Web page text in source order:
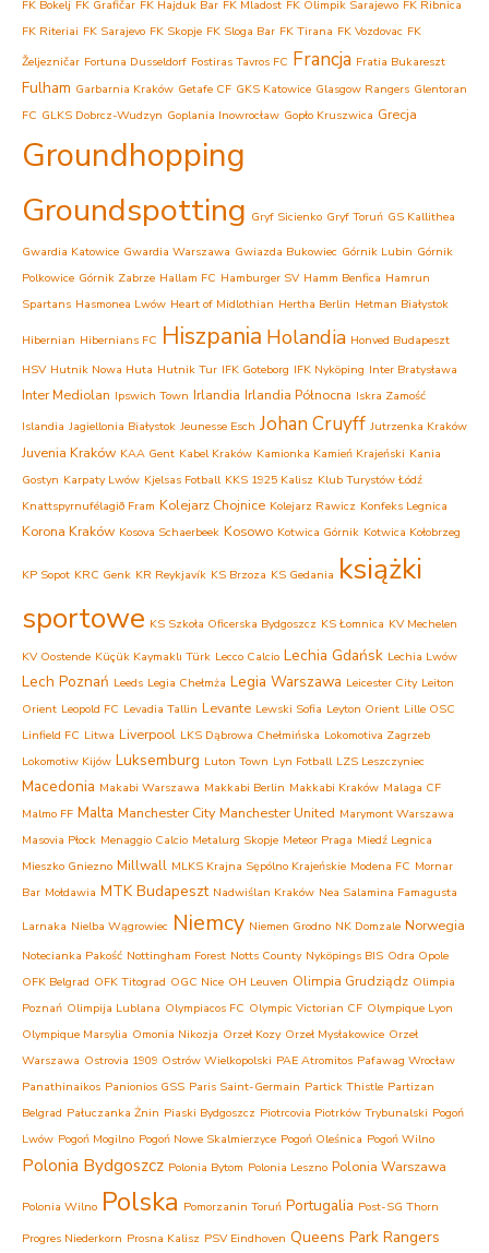
FK Bokelj FK Grafičar FK Hajduk Bar FK Mladost FK Olimpik Sarajewo FK Ribnica
FK Riteriai FK Sarajevo FK Skopje FK Sloga Bar FK Tirana FK Vozdovac FK
Željezničar Fortuna Dusseldorf Fostiras Tavros FC Francja Fratia Bukareszt
Fulham Garbarnia Kraków Getafe CF GKS Katowice Glasgow Rangers Glentoran
FC GLKS Dobrcz-Wudzyn Goplania Inowrocław Gopło Kruszwica Grecja
Groundhopping
Groundspotting Gryf Sicienko Gryf Toruń GS Kallithea
Gwardia Katowice Gwardia Warszawa Gwiazda Bukowiec Górnik Lubin Górnik
Polkowice Górnik Zabrze Hallam FC Hamburger SV Hamm Benfica Hamrun
Spartans Hasmonea Lwów Heart of Midlothian Hertha Berlin Hetman Białystok
Hibernian Hibernians FC Hiszpania Holandia Honved Budapeszt
HSV Hutnik Nowa Huta Hutnik Tur IFK Goteborg IFK Nyköping Inter Bratysława
Inter Mediolan Ipswich Town Irlandia Irlandia Północna Iskra Zamość
Islandia Jagiellonia Białystok Jeunesse Esch Johan Cruyff Jutrzenka Kraków
Juvenia Kraków KAA Gent Kabel Kraków Kamionka Kamień Krajeński Kania
Gostyn Karpaty Lwów Kjelsas Fotball KKS 1925 Kalisz Klub Turystów Łódź
Knattspyrnufélagið Fram Kolejarz Chojnice Kolejarz Rawicz Konfeks Legnica
Korona Kraków Kosova Schaerbeek Kosowo Kotwica Górnik Kotwica Kołobrzeg
KP Sopot KRC Genk KR Reykjavík KS Brzoza KS Gedania książki
sportowe KS Szkoła Oficerska Bydgoszcz KS Łomnica KV Mechelen
KV Oostende Küçük Kaymaklı Türk Lecco Calcio Lechia Gdańsk Lechia Lwów
Lech Poznań Leeds Legia Chełmża Legia Warszawa Leicester City Leiton
Orient Leopold FC Levadia Tallin Levante Lewski Sofia Leyton Orient Lille OSC
Linfield FC Litwa Liverpool LKS Dąbrowa Chełmińska Lokomotiva Zagrzeb
Lokomotiw Kijów Luksemburg Luton Town Lyn Fotball LZS Leszczyniec
Macedonia Makabi Warszawa Makkabi Berlin Makkabi Kraków Malaga CF
Malmo FF Malta Manchester City Manchester United Marymont Warszawa
Masovia Płock Menaggio Calcio Metalurg Skopje Meteor Praga Miedź Legnica
Mieszko Gniezno Millwall MLKS Krajna Sępólno Krajeńskie Modena FC Mornar
Bar Mołdawia MTK Budapeszt Nadwiślan Kraków Nea Salamina Famagusta
Larnaka Nielba Wągrowiec Niemcy Niemen Grodno NK Domzale Norwegia
Notecianka Pakość Nottingham Forest Notts County Nyköpings BIS Odra Opole
OFK Belgrad OFK Titograd OGC Nice OH Leuven Olimpia Grudziądz Olimpia
Poznań Olimpija Lublana Olympiacos FC Olympic Victorian CF Olympique Lyon
Olympique Marsylia Omonia Nikozja Orzeł Kozy Orzeł Mysłakowice Orzeł
Warszawa Ostrovia 1909 Ostrów Wielkopolski PAE Atromitos Pafawag Wrocław
Panathinaikos Panionios GSS Paris Saint-Germain Partick Thistle Partizan
Belgrad Pałuczanka Żnin Piaski Bydgoszcz Piotrcovia Piotrków Trybunalski Pogoń
Lwów Pogoń Mogilno Pogoń Nowe Skalmierzyce Pogoń Oleśnica Pogoń Wilno
Polonia Bydgoszcz Polonia Bytom Polonia Leszno Polonia Warszawa
Polonia Wilno Polska Pomorzanin Toruń Portugalia Post-SG Thorn
Progres Niederkorn Prosna Kalisz PSV Eindhoven Queens Park Rangers